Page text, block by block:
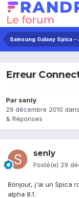
Samsung Galaxy Spica
Erreur
Par senly
29 décembre 2010 dans
& Réponses
senly
Posté(e) 29
Bonjour, j'ai un Spica
alpha 8.1.